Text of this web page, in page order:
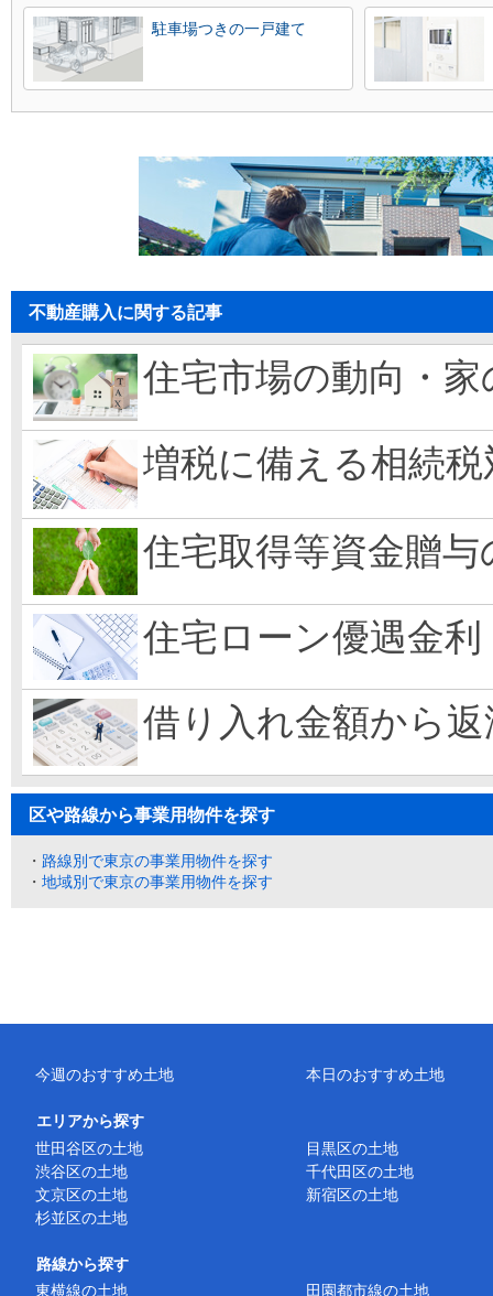
駐車場つきの一戸建て
不動産購入に関する記事
住宅市場の動向・
増税に備える相続税
住宅取得等資金贈与
住宅ローン優遇金利
借り入れ金額から
区や路線から事業用物件を探す
・ 路線別で東京の事業用物件を探す
・ 地域別で東京の事業用物件を探す
今週のおすすめ土地 本日のおすすめ土地
エリアから探す
世田谷区の土地
目黒区の土地
渋谷区の土地
千代田区の土地
文京区の土地
新宿区の土地
杉並区の土地
路線から探す
東横線の土地
田園都市線の土地